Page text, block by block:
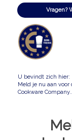
Vragen?
U bevindt zich hier:
Meld je nu aan voor
Cookware